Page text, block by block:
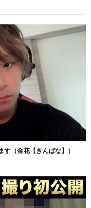
す（金花【きんばな】）